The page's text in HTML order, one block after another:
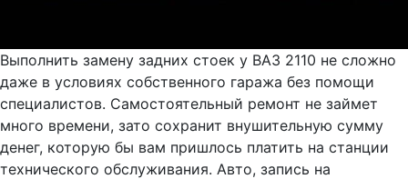
Выполнить замену задних стоек у ВАЗ 2110 не сложно
даже в условиях собственного гаража без помощи
специалистов. Самостоятельный ремонт не займет
много времени, зато сохранит внушительную сумму
денег, которую бы вам пришлось платить на станции
технического обслуживания. Авто, запись на